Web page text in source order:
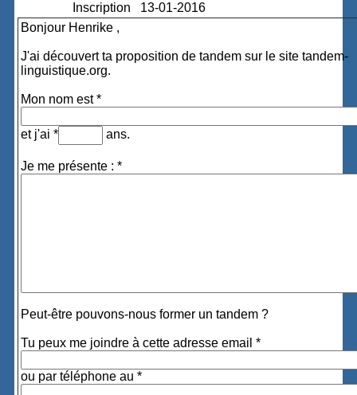
Inscription
13-01-2016
Bonjour Henrike ,
J'ai découvert ta proposition de tandem sur le site tandem-
linguistique.org.
Mon nom est *
et j'ai * ans.
Je me présente : *
Peut-être pouvons-nous former un tandem ?
Tu peux me joindre à cette adresse email *
ou par téléphone au *